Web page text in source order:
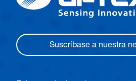
433
67
Suscríbase a nuestra